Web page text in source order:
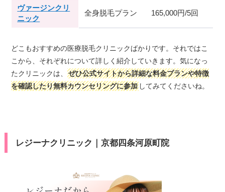
ヴァージンクリ
ニック
全身脱毛プラン 165,000円/5回
どこもおすすめの医療脱毛クリニックばかりです。それではこ
こから、それぞれについて詳しく紹介していきます。気になっ
たクリニックは、ぜひ公式サイトから詳細な料金プランや特徴
を確認したり無料カウンセリングに参加 してみてくださいね。
レジーナクリニック｜京都四条河原町院